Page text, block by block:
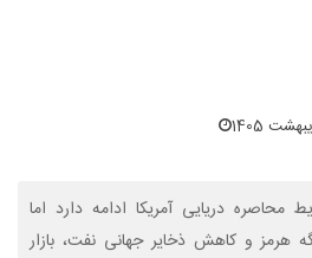
محاصره دریایی آمریکا ادامه دارد اما
هرمز و کاهش ذخایر جهانی نفت، بازار